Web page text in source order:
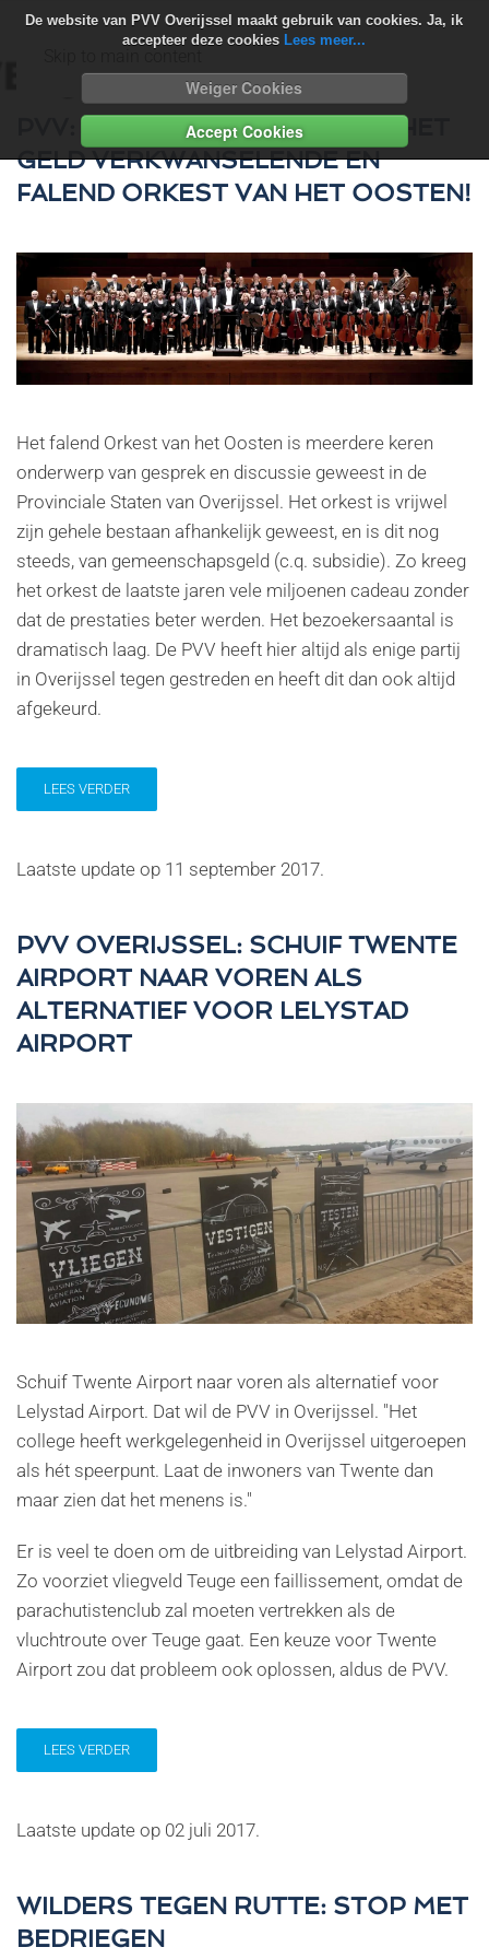
De website van PVV Overijssel maakt gebruik van cookies. Ja, ik
accepteer deze cookies Lees meer...
Weiger Cookies
Accept Cookies
Skip to main content
PVV: GEEN EURO MEER NAAR HET
GELD VERKWANSELENDE EN
FALEND ORKEST VAN HET OOSTEN!
Het falend Orkest van het Oosten is meerdere keren
onderwerp van gesprek en discussie geweest in de
Provinciale Staten van Overijssel. Het orkest is vrijwel
zijn gehele bestaan afhankelijk geweest, en is dit nog
steeds, van gemeenschapsgeld (c.q. subsidie). Zo kreeg
het orkest de laatste jaren vele miljoenen cadeau zonder
dat de prestaties beter werden. Het bezoekersaantal is
dramatisch laag. De PVV heeft hier altijd als enige partij
in Overijssel tegen gestreden en heeft dit dan ook altijd
afgekeurd.
LEES VERDER
Laatste update op 11 september 2017.
PVV OVERIJSSEL: SCHUIF TWENTE
AIRPORT NAAR VOREN ALS
ALTERNATIEF VOOR LELYSTAD
AIRPORT
Schuif Twente Airport naar voren als alternatief voor
Lelystad Airport. Dat wil de PVV in Overijssel. "Het
college heeft werkgelegenheid in Overijssel uitgeroepen
als hét speerpunt. Laat de inwoners van Twente dan
maar zien dat het menens is."
Er is veel te doen om de uitbreiding van Lelystad Airport.
Zo voorziet vliegveld Teuge een faillissement, omdat de
parachutistenclub zal moeten vertrekken als de
vluchtroute over Teuge gaat. Een keuze voor Twente
Airport zou dat probleem ook oplossen, aldus de PVV.
LEES VERDER
Laatste update op 02 juli 2017.
WILDERS TEGEN RUTTE: STOP MET
BEDRIEGEN